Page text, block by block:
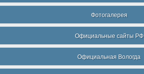
Фотогалерея
Официальные сайты РФ
Официальная Вологда